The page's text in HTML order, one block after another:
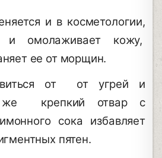
и в косметологии,
и омолаживает кожу,
ее от морщин.
от от угрей и
крепкий отвар с
сока избавляет
пятен.